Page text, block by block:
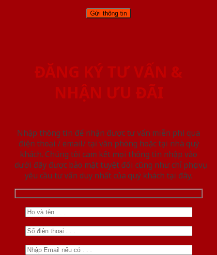
ĐĂNG KÝ TƯ VẤN &
NHẬN ƯU ĐÃI
Nhập thông tin để nhận được tư vấn miễn phí qua
điện thoại / email/ tại văn phòng hoặc tại nhà quý
khách. Chúng tôi cam kết mọi thông tin nhập vào
dưới đây được bảo mật tuyệt đối cũng như chỉ phục vụ
yêu cầu tư vấn duy nhất của quý khách tại đây.